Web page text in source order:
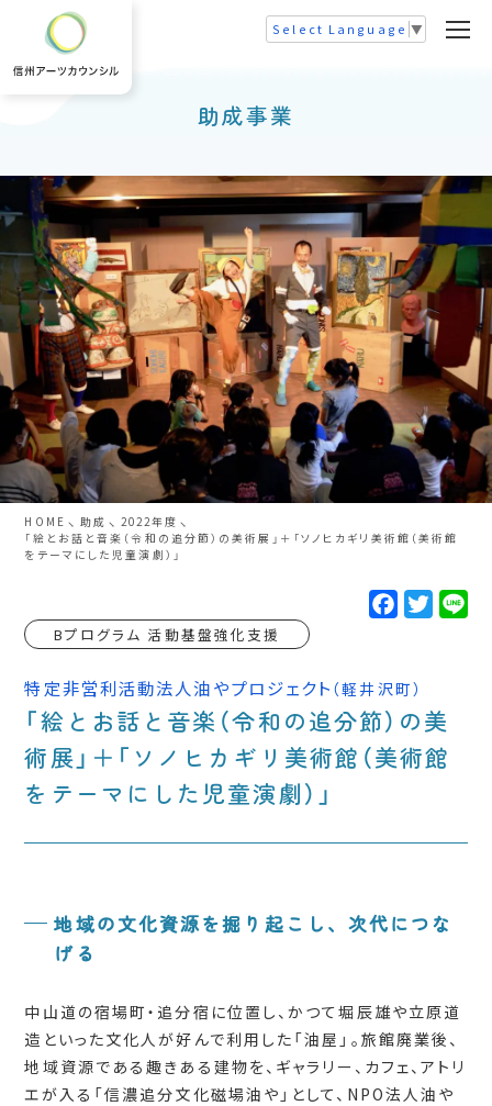
Select Language ▼
HOME 助成
2022年度
「絵とお話と音楽（令和の追分節）の美術展」＋「ソノヒカギリ美術館（美術館
をテーマにした児童演劇）」
F
a
o
o
k
T
w
r
L
i
Bプログラム 活動基盤強化支援
特定非営利活動法人油やプロジェクト （軽井沢町）
「絵とお話と音楽（令和の追分節）の美
術展」＋「ソノヒカギリ美術館（美術館
をテーマにした児童演劇）」
地域の文化資源を掘り起こし、次代につな
げる
中山道の宿場町・追分宿に位置し、かつて堀辰雄や立原道
造といった文化人が好んで利用した「油屋」。旅館廃業後、
地域資源である趣きある建物を、ギャラリー、カフェ、アトリ
エが入る「信濃追分文化磁場油や」として、NPO法人油や
助成事業